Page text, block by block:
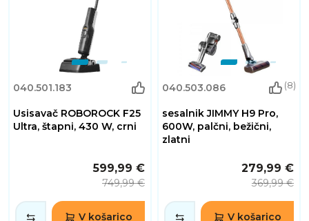
040.501.183
Usisavač ROBOROCK F25
Ultra, štapni, 430 W, crni
599,99 €
749,99 €
V košarico
040.503.086 (8)
sesalnik JIMMY H9 Pro,
600W, palčni, bežični,
zlatni
279,99 €
369,99 €
V košarico